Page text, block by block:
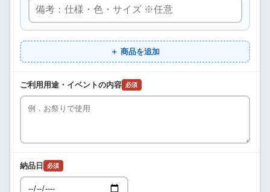
＋ 商品を追加
ご利用用途・イベントの内容 必須
納品日 必須